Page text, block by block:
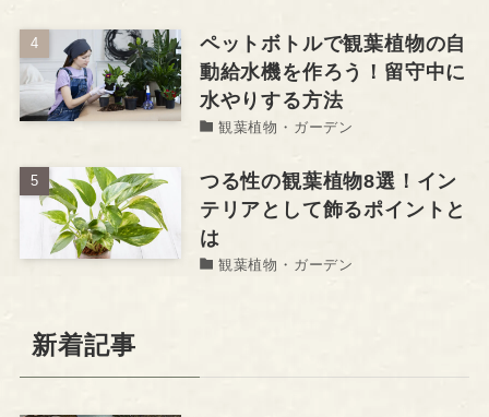
ペットボトルで観葉植物の自
動給水機を作ろう！留守中に
水やりする方法
観葉植物・ガーデン
つる性の観葉植物8選！イン
テリアとして飾るポイントと
は
観葉植物・ガーデン
新着記事